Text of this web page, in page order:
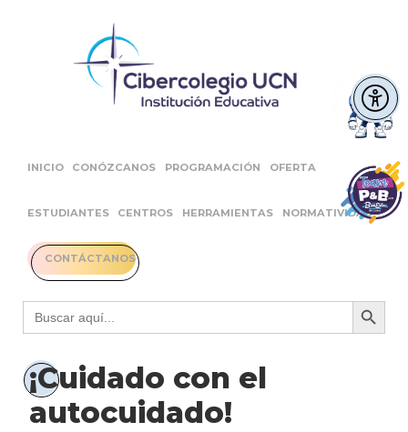
INICIO CONÓZCANOS PROGRAMACIÓN OFERTA
ESTUDIANTES CENTROS HERRAMIENTAS NORMATIVIDAD
CONTÁCTANOS
Buscar: Botón
¡Cuidado con el
autocuidado!